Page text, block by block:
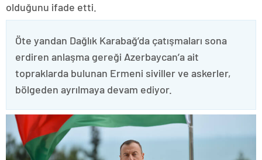
olduğunu ifade etti.
Öte yandan Dağlık Karabağ’da çatışmaları sona
erdiren anlaşma gereği Azerbaycan’a ait
topraklarda bulunan Ermeni siviller ve askerler,
bölgeden ayrılmaya devam ediyor.